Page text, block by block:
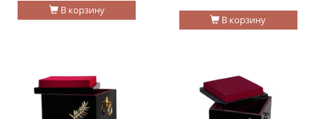
В корзину
В корзину